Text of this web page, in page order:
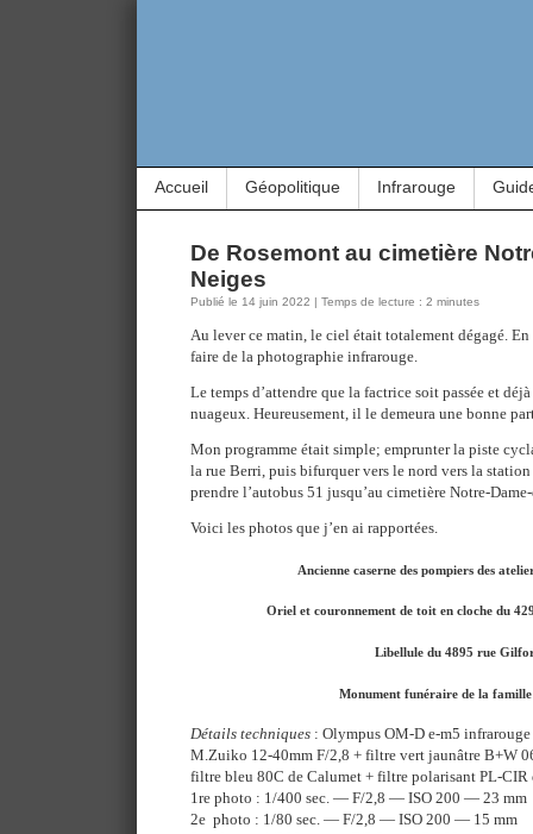
Accueil Géopolitique Infrarouge
De Rosemont au cimetière
Neiges
Publié le 14 juin 2022 | Temps de lecture : 2 minutes
Au lever ce matin, le ciel était totalement dégagé.
faire de la photographie infrarouge.
Le temps d’attendre que la factrice soit passée et
nuageux. Heureusement, il le demeura une bonne
Mon programme était simple; emprunter la piste
la rue Berri, puis bifurquer vers le nord vers la
prendre l’autobus 51 jusqu’au cimetière Notre-
Voici les photos que j’en ai rapportées.
Ancienne caserne des pompiers des
Oriel et couronnement de toit en cloche du
Libellule du 4895 rue
Monument funéraire de la famille
Détails techniques : Olympus OM-D e-m5
M.Zuiko 12-40mm F/2,8 + filtre vert jaunâtre B+W
filtre bleu 80C de Calumet + filtre polarisant PL-CIR
1re photo : 1/400 sec. — F/2,8 — ISO 200 — 23 mm
2e photo : 1/80 sec. — F/2,8 — ISO 200 — 15 mm